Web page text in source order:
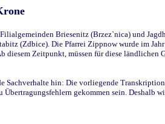
Briesenitz (Brzez`nica) und
(Zdbice). Die Pfarrei Zippnow wurde im
Zeitpunkt, müssen für diese ländlichen
Sachverhalte hin: Die vorliegende
gekommen sein. Deshalb